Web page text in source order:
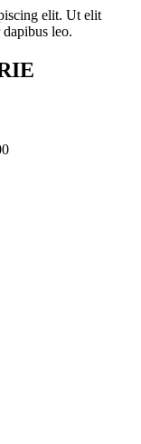
elit. Ut elit
leo.